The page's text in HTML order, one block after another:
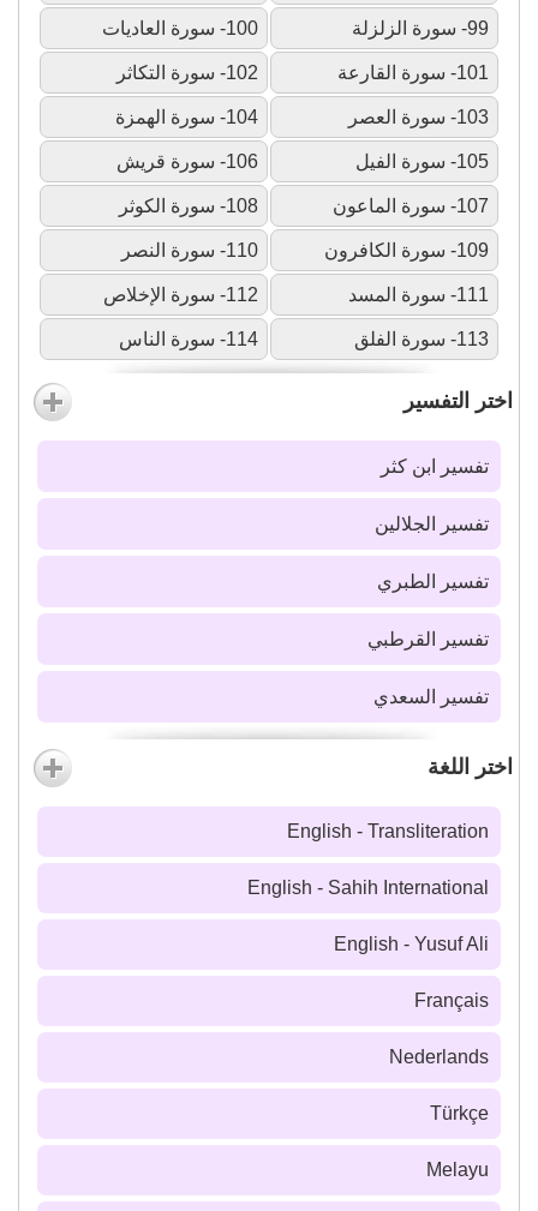
99- سورة الزلزلة 100- سورة العاديات
101- سورة القارعة 102- سورة التكاثر
103- سورة العصر 104- سورة الهمزة
105- سورة الفيل 106- سورة قريش
107- سورة الماعون 108- سورة الكوثر
109- سورة الكافرون 110- سورة النصر
111- سورة المسد 112- سورة الإخلاص
113- سورة الفلق 114- سورة الناس
اختر التفسير
تفسير ابن كثر
تفسير الجلالين
تفسير الطبري
تفسير القرطبي
تفسير السعدي
اختر اللغة
English - Transliteration
English - Sahih International
English - Yusuf Ali
Français
Nederlands
Türkçe
Melayu